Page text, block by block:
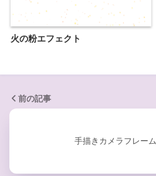
火の粉エフェクト
前の記事
手描きカメラフレーム